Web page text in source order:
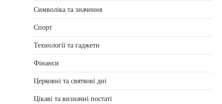
Символіка та значення
Спорт
Технології та гаджети
Фінанси
Церковні та святкові дні
Цікаві та визначні постаті